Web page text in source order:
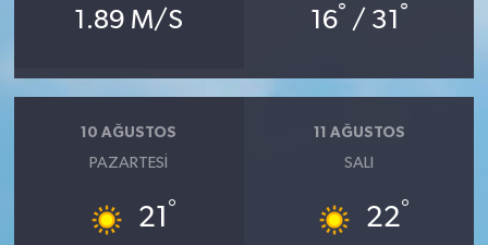
1.89 M/S 16° / 31 °
10 AĞUSTOS
PAZARTESI
21 °
11 AĞUSTOS
SALI
22°